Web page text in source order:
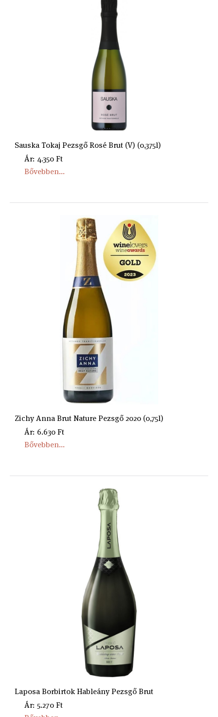
Sauska Tokaj Pezsgő Rosé Brut (V) (0,375l)
Ár: 4.350 Ft
Bővebben...
Zichy Anna Brut Nature Pezsgő 2020 (0,75l)
Ár: 6.630 Ft
Bővebben...
Laposa Borbirtok Hableány Pezsgő Brut
Ár: 5.270 Ft